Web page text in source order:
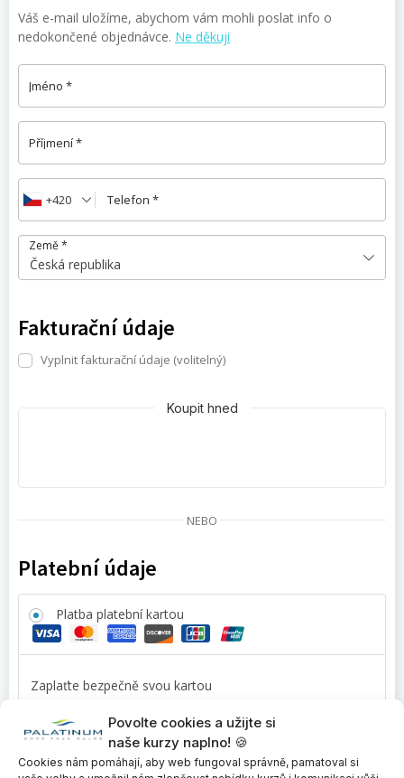
Povolte cookies a užijte si
naše kurzy naplno! 🍪
Cookies nám pomáhají, aby web fungoval správně, pamatoval si
Váš e-mail uložíme, abychom vám mohli poslat info o
nedokončené objednávce. Ne děkuji
Jméno *
Příjmení*
Telefon *
+420
Země *
Česká republika
Fakturační údaje
Vyplnit fakturační údaje (volitelný)
Koupit hned
NEBO
Platební údaje
Platba platební kartou
Zaplaťte bezpečně svou kartou
Platba převodem / platba na fakturu